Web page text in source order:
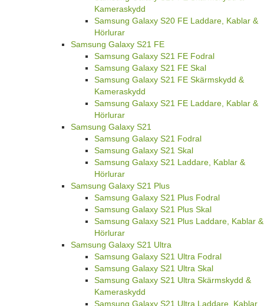
Kameraskydd
Samsung Galaxy S20 FE Laddare, Kablar &
Hörlurar
Samsung Galaxy S21 FE
Samsung Galaxy S21 FE Fodral
Samsung Galaxy S21 FE Skal
Samsung Galaxy S21 FE Skärmskydd &
Kameraskydd
Samsung Galaxy S21 FE Laddare, Kablar &
Hörlurar
Samsung Galaxy S21
Samsung Galaxy S21 Fodral
Samsung Galaxy S21 Skal
Samsung Galaxy S21 Laddare, Kablar &
Hörlurar
Samsung Galaxy S21 Plus
Samsung Galaxy S21 Plus Fodral
Samsung Galaxy S21 Plus Skal
Samsung Galaxy S21 Plus Laddare, Kablar &
Hörlurar
Samsung Galaxy S21 Ultra
Samsung Galaxy S21 Ultra Fodral
Samsung Galaxy S21 Ultra Skal
Samsung Galaxy S21 Ultra Skärmskydd &
Kameraskydd
Samsung Galaxy S21 Ultra Laddare, Kablar